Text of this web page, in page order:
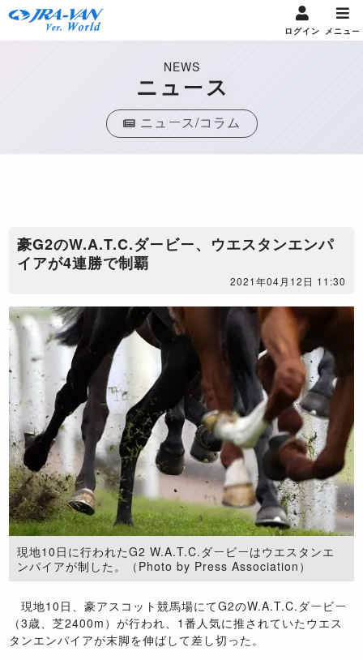
ログイン メニュー
NEWS
ニュース
ニュース/コラム
豪G2のW.A.T.C.ダービー、ウエスタンエンパ
イアが4連勝で制覇
2021年04月12日 11:30
現地10日に行われたG2 W.A.T.C.ダービーはウエスタンエ
ンパイアが制した。（Photo by Press Association）
現地10日、豪アスコット競馬場にてG2のW.A.T.C.ダービー
（3歳、芝2400m）が行われ、1番人気に推されていたウエス
タンエンパイアが末脚を伸ばして差し切った。